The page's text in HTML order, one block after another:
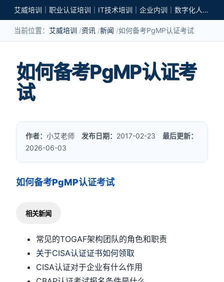
艾威培训｜职业认证培训｜IT技术培训｜企业内训｜数字化人才培养
当前位置： 艾威培训 资讯 新闻 如何备考PgMP认证考试
如何备考PgMP认证考
试
作者：小艾老师 发布日期： 2017-02-23最后更新：
2026-06-03
如何备考PgMP认证考试
相关新闻
常见的TOGAF架构团队的角色和职责
关于CISA认证证书如何领取
CISA认证对于企业有什么作用